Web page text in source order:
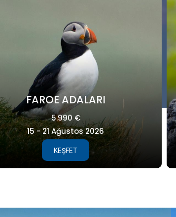
GALAPAGOS
8.995 €
25 Ağustos - 04 Eylül 2027
KEŞFET